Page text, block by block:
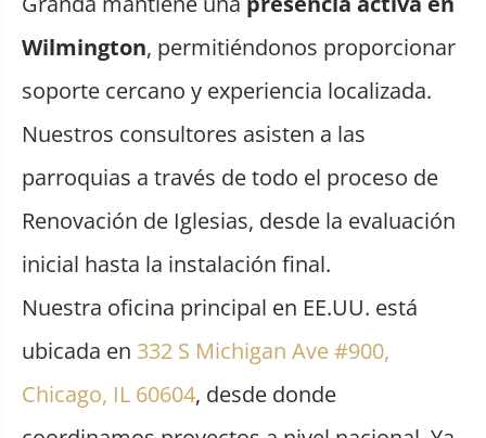
Wilmington, permitiéndonos proporcionar
soporte cercano y experiencia localizada.
Nuestros consultores asisten a las
parroquias a través de todo el proceso de
Renovación de Iglesias, desde la evaluación
inicial hasta la instalación final.
Nuestra oficina principal en EE.UU. está
ubicada en 332 S Michigan Ave #900,
Chicago, IL 60604, desde donde